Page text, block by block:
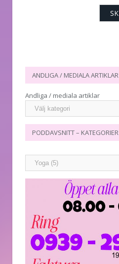
ANDLIGA / MEDIALA ARTIKLAR
Andliga / mediala artiklar
PODDAVSNITT – KATEGORIER